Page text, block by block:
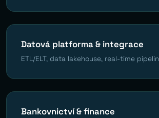
Datová platforma & integrace
ETL/ELT, data lakehouse, real-time
Bankovnictví & finance